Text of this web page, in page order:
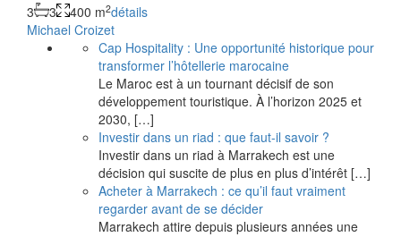
3 3 400 m2détails
Michael Croizet
Cap Hospitality : Une opportunité historique pour
transformer l’hôtellerie marocaine
Le Maroc est à un tournant décisif de son
développement touristique. À l’horizon 2025 et
2030, […]
Investir dans un riad : que faut-il savoir ?
Investir dans un riad à Marrakech est une
décision qui suscite de plus en plus d’intérêt […]
Acheter à Marrakech : ce qu’il faut vraiment
regarder avant de se décider
Marrakech attire depuis plusieurs années une